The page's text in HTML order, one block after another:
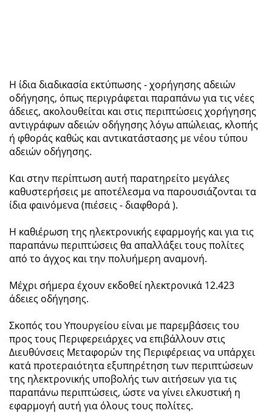
Η ίδια διαδικασία εκτύπωσης - χορήγησης αδειών
οδήγησης, όπως περιγράφεται παραπάνω για τις νέες
άδειες, ακολουθείται και στις περιπτώσεις χορήγησης
αντιγράφων αδειών οδήγησης λόγω απώλειας, κλοπής
ή φθοράς καθώς και αντικατάστασης με νέου τύπου
αδειών οδήγησης.
Και στην περίπτωση αυτή παρατηρείτο μεγάλες
καθυστερήσεις με αποτέλεσμα να παρουσιάζονται τα
ίδια φαινόμενα (πιέσεις - διαφθορά ).
Η καθιέρωση της ηλεκτρονικής εφαρμογής και για τις
παραπάνω περιπτώσεις θα απαλλάξει τους πολίτες
από το άγχος και την πολυήμερη αναμονή.
Μέχρι σήμερα έχουν εκδοθεί ηλεκτρονικά 12.423
άδειες οδήγησης.
Σκοπός του Υπουργείου είναι με παρεμβάσεις του
προς τους Περιφερειάρχες να επιβάλλουν στις
Διευθύνσεις Μεταφορών της Περιφέρειας να υπάρχει
κατά προτεραιότητα εξυπηρέτηση των περιπτώσεων
της ηλεκτρονικής υποβολής των αιτήσεων για τις
παραπάνω περιπτώσεις, ώστε να γίνει ελκυστική η
εφαρμογή αυτή για όλους τους πολίτες.